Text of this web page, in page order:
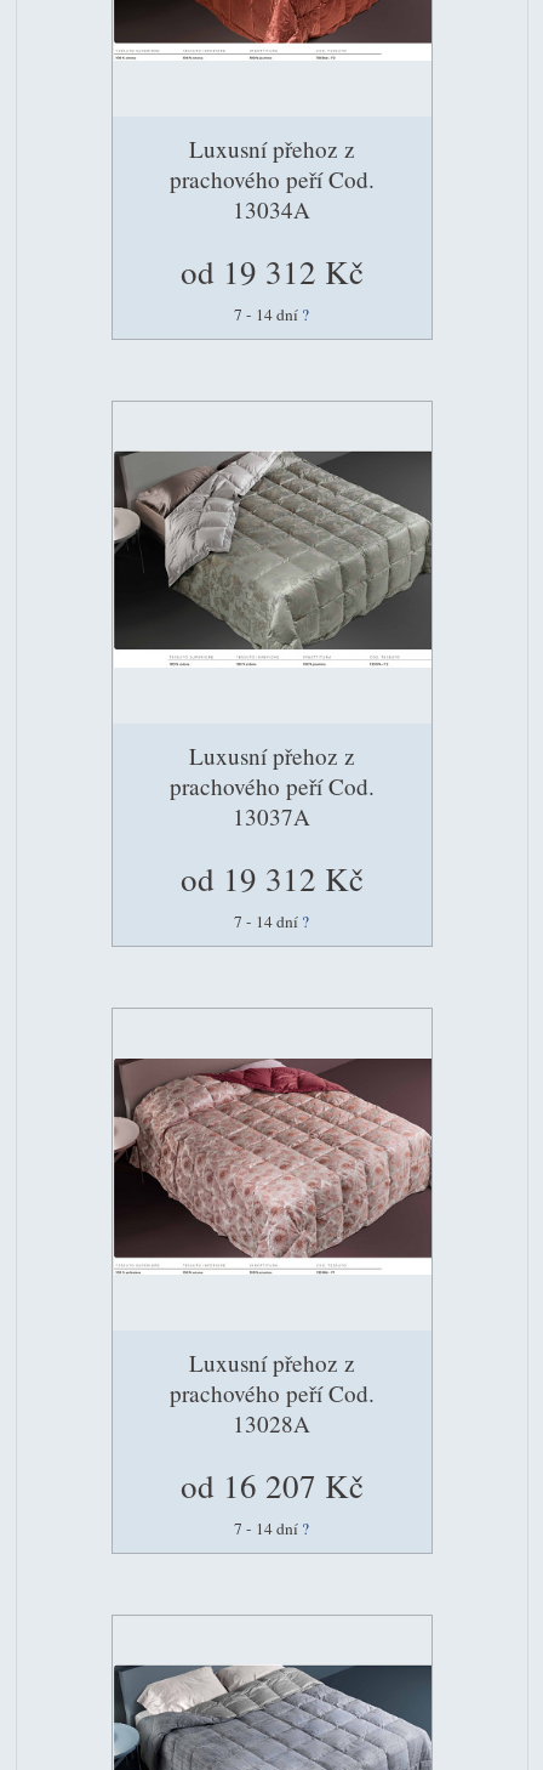
Luxusní přehoz z
prachového peří Cod.
13034A
od 19 312 Kč
7 - 14 dní ?
Luxusní přehoz z
prachového peří Cod.
13037A
od 19 312 Kč
7 - 14 dní ?
Luxusní přehoz z
prachového peří Cod.
13028A
od 16 207 Kč
7 - 14 dní ?